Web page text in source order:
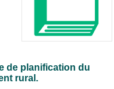
de planification du
rural.